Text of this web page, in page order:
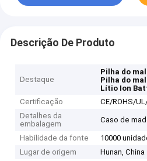
Descrição De Produto
Destaque
Pilha do
Pilha do
Lítio Ion
Certificação
CE/ROHS/
Detalhes da
embalagem
Caso de
Habilidade da fonte
10000
Lugar de origem
Hunan, China